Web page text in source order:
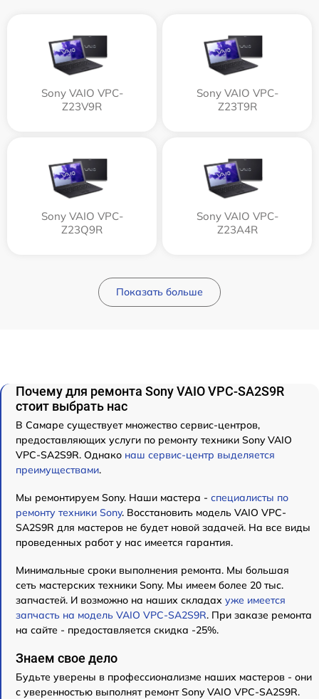
Sony VAIO VPC-
Z23V9R
Sony VAIO VPC-
Z23T9R
Sony VAIO VPC-
Z23Q9R
Sony VAIO VPC-
Z23A4R
Показать больше
Почему для ремонта Sony VAIO VPC-SA2S9R
стоит выбрать нас
В Самаре существует множество сервис-центров,
предоставляющих услуги по ремонту техники Sony VAIO
VPC-SA2S9R. Однако наш сервис-центр выделяется
преимуществами.
Мы ремонтируем Sony. Наши мастера - специалисты по
ремонту техники Sony. Восстановить модель VAIO VPC-
SA2S9R для мастеров не будет новой задачей. На все виды
проведенных работ у нас имеется гарантия.
Минимальные сроки выполнения ремонта. Мы большая
сеть мастерских техники Sony. Мы имеем более 20 тыс.
запчастей. И возможно на наших складах уже имеется
запчасть на модель VAIO VPC-SA2S9R. При заказе ремонта
на сайте - предоставляется скидка -25%.
Знаем свое дело
Будьте уверены в профессионализме наших мастеров - они
с уверенностью выполнят ремонт Sony VAIO VPC-SA2S9R.